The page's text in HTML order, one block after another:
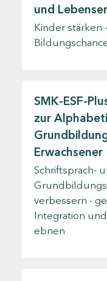
und
Kinder stärken
SMK-ESF-
zur
Erwachsener
Schriftsprach-
verbessern -
Integration
ebnen